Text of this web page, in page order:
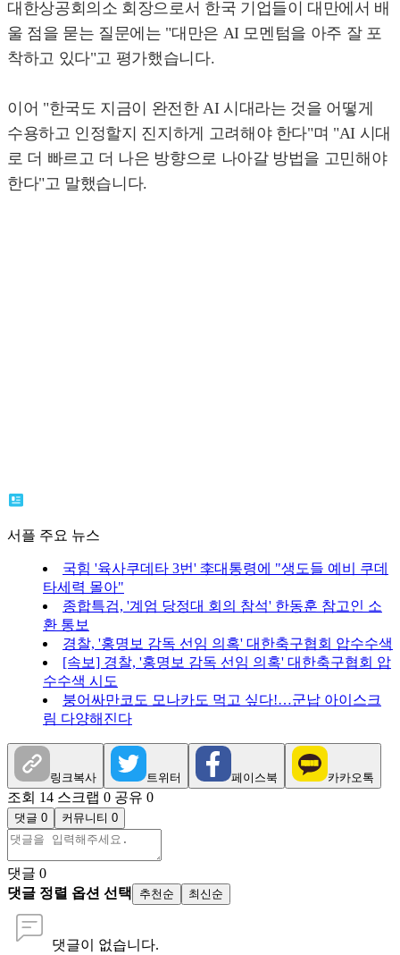
대한상공회의소 회장으로서 한국 기업들이 대만에서 배
울 점을 묻는 질문에는 "대만은 AI 모멘텀을 아주 잘 포
착하고 있다"고 평가했습니다.
이어 "한국도 지금이 완전한 AI 시대라는 것을 어떻게
수용하고 인정할지 진지하게 고려해야 한다"며 "AI 시대
로 더 빠르고 더 나은 방향으로 나아갈 방법을 고민해야
한다"고 말했습니다.
서플 주요 뉴스
국힘 '육사쿠데타 3번' 李대통령에 "생도들 예비 쿠데
타세력 몰아"
종합특검, '계엄 당정대 회의 참석' 한동훈 참고인 소
환 통보
경찰, '홍명보 감독 선임 의혹' 대한축구협회 압수수색
[속보] 경찰, '홍명보 감독 선임 의혹' 대한축구협회 압
수수색 시도
붕어싸만코도 모나카도 먹고 싶다!…군납 아이스크
림 다양해진다
링크복사 트위터 페이스북 카카오톡
조회 14 스크랩 0 공유 0
댓글 0 커뮤니티 0
댓글 0
댓글 정렬 옵션 선택
추천순 최신순
댓글이 없습니다.